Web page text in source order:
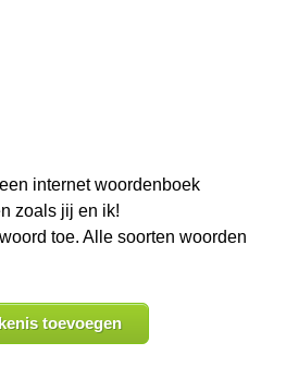
internet woordenboek
zoals jij en ik!
toe. Alle soorten woorden
toevoegen